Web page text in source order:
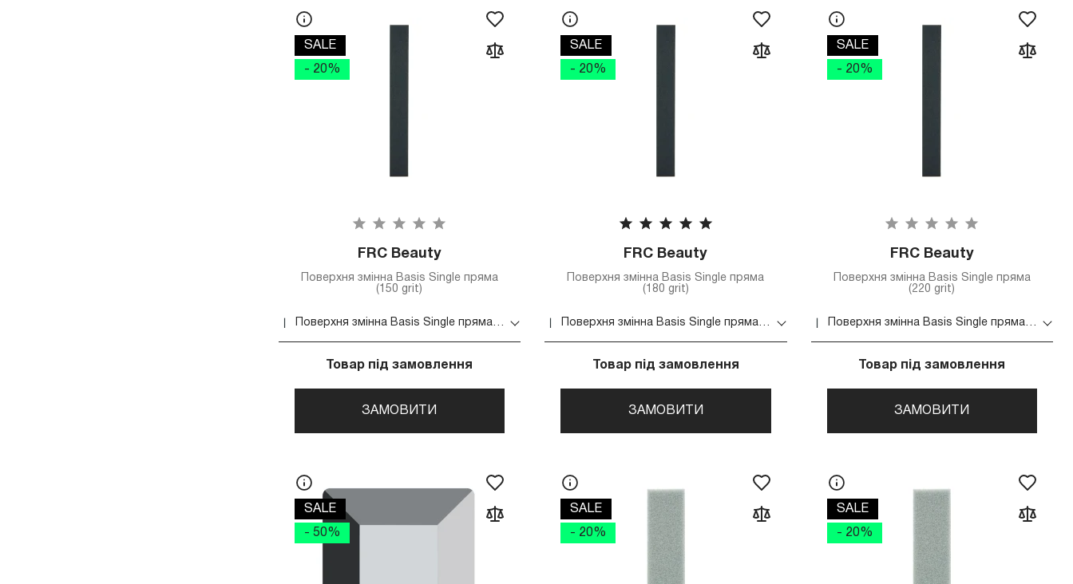
SALE
- 20%
FRC Beauty
Поверхня змінна Basis Single пряма
(150 grit)
Поверхня змінна Basis Single пряма (150 grit)
Товар під замовлення
ЗАМОВИТИ
SALE
- 20%
FRC Beauty
Поверхня змінна Basis Single пряма
(180 grit)
Поверхня змінна Basis Single пряма (180 grit)
Товар під замовлення
ЗАМОВИТИ
SALE
- 20%
FRC Beauty
Поверхня змінна Basis Single пряма
(220 grit)
Поверхня змінна Basis Single пряма (220 grit)
Товар під замовлення
ЗАМОВИТИ
SALE
- 50%
SALE
- 20%
SALE
- 20%